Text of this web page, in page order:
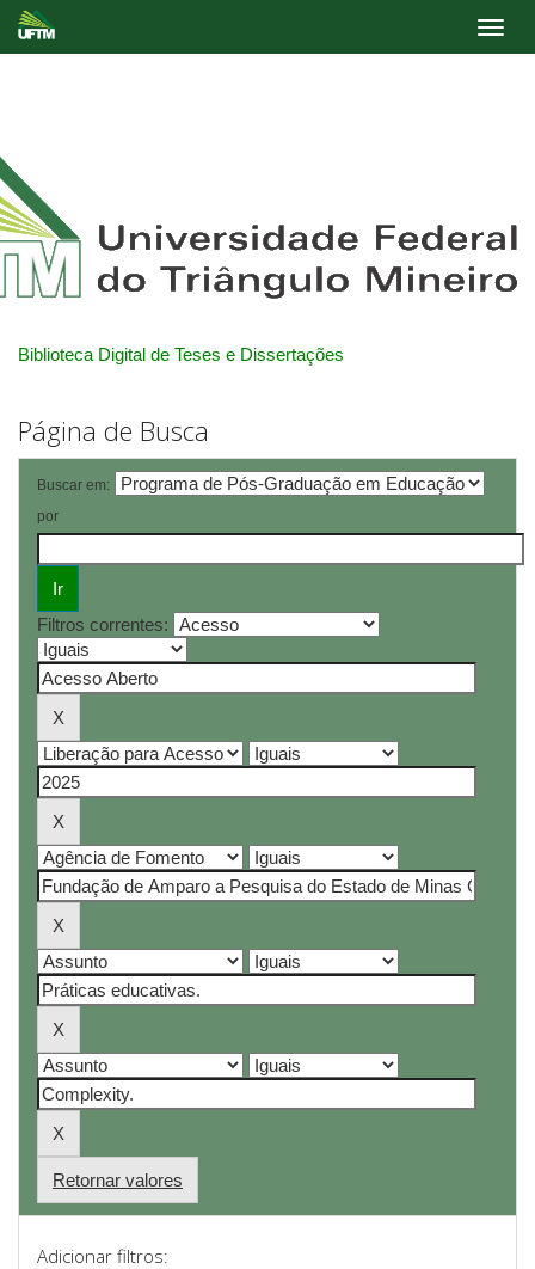
Biblioteca Digital de Teses e Dissertações
Página de Busca
Buscar em:
por
Filtros correntes:
Retornar valores
Adicionar filtros: